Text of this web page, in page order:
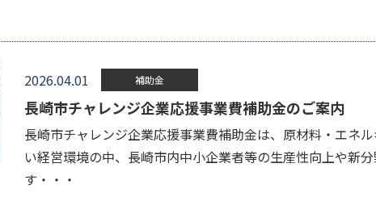
2026.04.01 補助金
長崎市チャレンジ企業応援事業費補助金のご案内
長崎市チャレンジ企業応援事業費補助金は、原材料・エネ
い経営環境の中、長崎市内中小企業者等の生産性向上や新
す・・・